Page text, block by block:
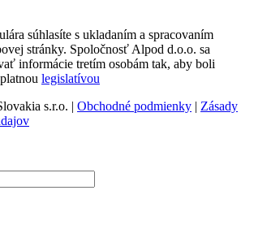
súhlasíte s ukladaním a spracovaním
stránky. Spoločnosť Alpod d.o.o. sa
informácie tretím osobám tak, aby boli
legislatívou
s.r.o. | Obchodné podmienky | Zásady